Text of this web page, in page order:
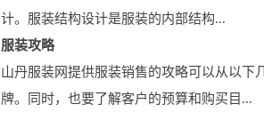
计。服装结构设计是服装的内部结构...
服装攻略
山丹服装网提供服装销售的攻略可以从以下
牌。同时，也要了解客户的预算和购买目...